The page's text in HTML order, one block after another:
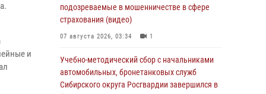
и
подозреваемые в мошенничестве в сфере
страхования (видео)
07 августа 2026, 03:34 1
Учебно-методический сбор с начальниками
автомобильных, бронетанковых служб
Сибирского округа Росгвардии завершился в